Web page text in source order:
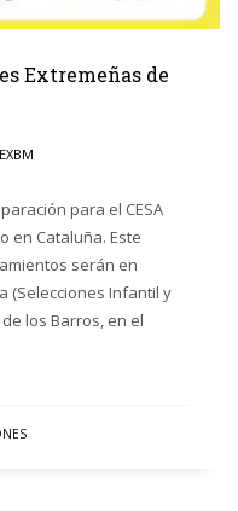
Extremeñas de
para el CESA
en Cataluña. Este
serán en
(Selecciones Infantil y
los Barros, en el